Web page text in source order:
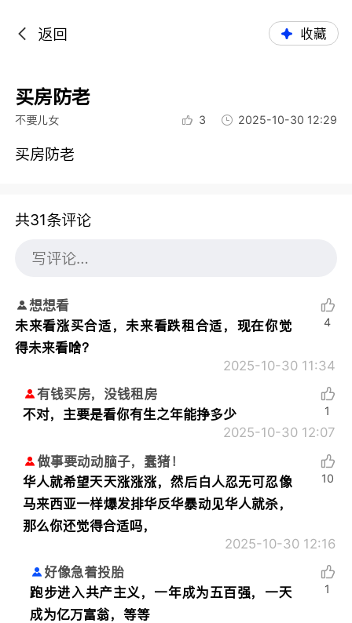
返回 收藏
买房防老
不要儿女 3 2025-10-30 12:29
买房防老
共31条评论
想想看
未来看涨买合适，未来看跌租合适，现在你觉
得未来看啥？
2025-10-30 11:34
4
有钱买房，没钱租房
不对，主要是看你有生之年能挣多少
2025-10-30 12:07
1
做事要动动脑子，蠢猪！
华人就希望天天涨涨涨，然后白人忍无可忍像
马来西亚一样爆发排华反华暴动见华人就杀，
那么你还觉得合适吗，
2025-10-30 12:16
10
好像急着投胎
跑步进入共产主义，一年成为五百强，一天
成为亿万富翁，等等
1